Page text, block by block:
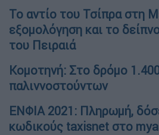
Το αντίο του Τσίπρα στη
εξομολόγηση και το
του Πειραιά
Κομοτηνή: Στο δρόμο
παλιννοστούντων
ΕΝΦΙΑ 2021: Πληρωμή,
κωδικούς taxisnet στο